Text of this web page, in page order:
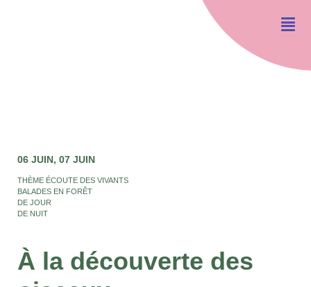
06 JUIN 07 JUIN
THÈME ÉCOUTE DES VIVANTS
BALADES EN FORÊT
DE JOUR
DE NUIT
À la découverte des